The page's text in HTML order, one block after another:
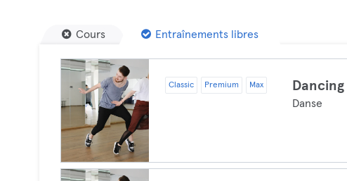
Cours Entraînements libres
Classic Premium Max Dancing
Danse